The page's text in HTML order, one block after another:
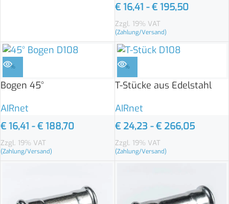
€16,41 -€195,50
Zzgl. 19% VAT
(Zahlung/Versand)
%
Bogen 45°
AIRnet
€ 16,41 -€ 188,70
Zzgl. 19% VAT
(Zahlung/Versand)
%
T-Stücke aus Edelstahl
AIRnet
€24,23 -€266,05
Zzgl. 19% VAT
(Zahlung/Versand)